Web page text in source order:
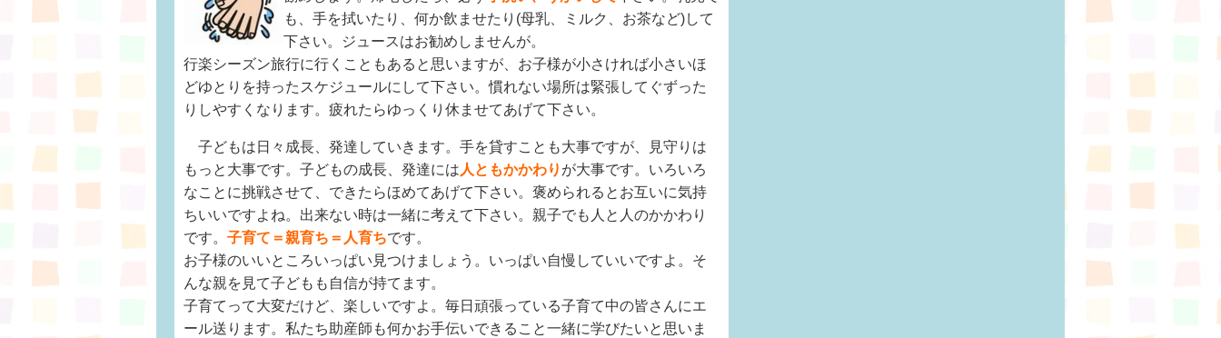
も、手を拭いたり、何か飲ませたり(母乳、ミルク、お茶など)して
下さい。ジュースはお勧めしませんが。
行楽シーズン旅行に行くこともあると思いますが、お子様が小さければ小さいほ
どゆとりを持ったスケジュールにして下さい。慣れない場所は緊張してぐずった
りしやすくなります。疲れたらゆっくり休ませてあげて下さい。
子どもは日々成長、発達していきます。手を貸すことも大事ですが、見守りは
もっと大事です。子どもの成長、発達には 人ともかかわり が大事です。いろいろ
なことに挑戦させて、できたらほめてあげて下さい。褒められるとお互いに気持
ちいいですよね。出来ない時は一緒に考えて下さい。親子でも人と人のかかわり
です。 子育て＝親育ち＝人育ちです。
お子様のいいところいっぱい見つけましょう。いっぱい自慢していいですよ。そ
んな親を見て子どもも自信が持てます。
子育てって大変だけど、楽しいですよ。毎日頑張っている子育て中の皆さんにエ
ール送ります。私たち助産師も何かお手伝いできること一緒に学びたいと思いま